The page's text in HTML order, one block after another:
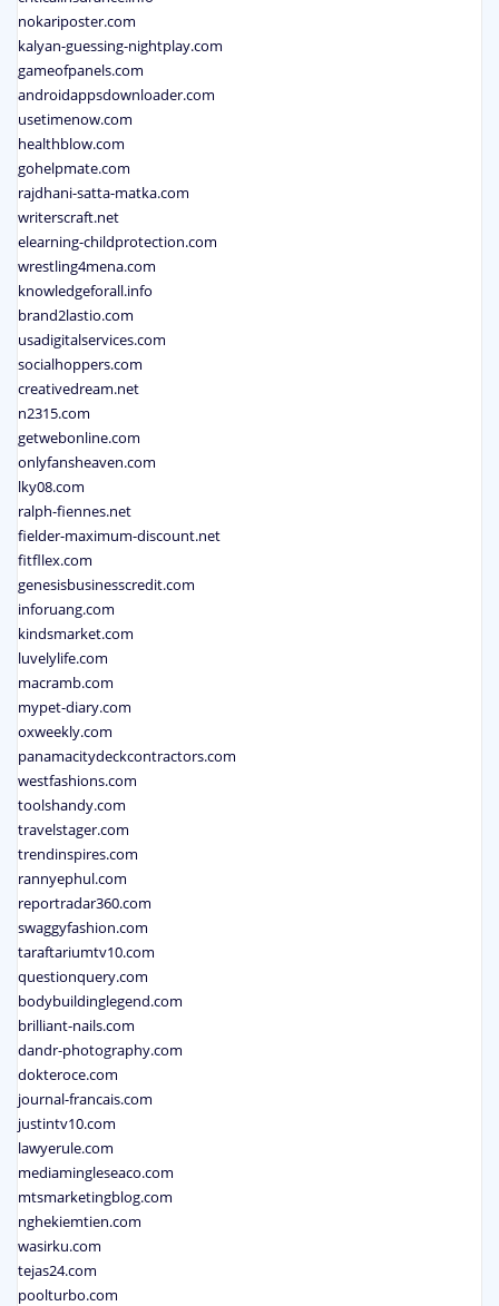
nokariposter.com
kalyan-guessing-nightplay.com
gameofpanels.com
androidappsdownloader.com
usetimenow.com
healthblow.com
gohelpmate.com
rajdhani-satta-matka.com
writerscraft.net
elearning-childprotection.com
wrestling4mena.com
knowledgeforall.info
brand2lastio.com
usadigitalservices.com
socialhoppers.com
creativedream.net
n2315.com
getwebonline.com
onlyfansheaven.com
lky08.com
ralph-fiennes.net
fielder-maximum-discount.net
fitfllex.com
genesisbusinesscredit.com
inforuang.com
kindsmarket.com
luvelylife.com
macramb.com
mypet-diary.com
oxweekly.com
panamacitydeckcontractors.com
westfashions.com
toolshandy.com
travelstager.com
trendinspires.com
rannyephul.com
reportradar360.com
swaggyfashion.com
taraftariumtv10.com
questionquery.com
bodybuildinglegend.com
brilliant-nails.com
dandr-photography.com
dokteroce.com
journal-francais.com
justintv10.com
lawyerule.com
mediamingleseaco.com
mtsmarketingblog.com
nghekiemtien.com
wasirku.com
tejas24.com
poolturbo.com